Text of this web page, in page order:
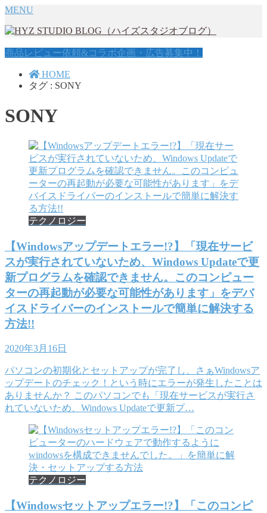
MENU
商品レビュー依頼&コラボ企画・広告募集中！
HOME
タグ : SONY
SONY
テクノロジー
【Windowsアップデートエラー!?】「現在サービ
スが実行されていないため、Windows Updateで更
新プログラムを確認できません。このコンピュー
ターの再起動が必要な可能性があります」をデバ
イスドライバーのインストールで簡単に解決する
方法!!
2020年3月16日
パソコンの初期化とセットアップが完了し、さぁWindowsア
ップデートのチェック！という時にエラーが発生したことは
ありませんか？ このパソコンでも「現在サービスが実行さ
れていないため、Windows Updateで更新プ…
テクノロジー
【Windowsセットアップエラー!?】「このコンピ